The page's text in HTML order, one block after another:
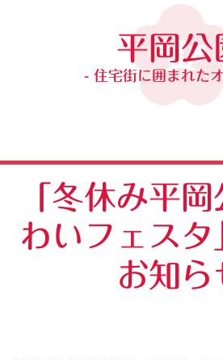
平岡公
- 住宅街に囲まれた
「冬休み平
わいフェスタ
お知ら